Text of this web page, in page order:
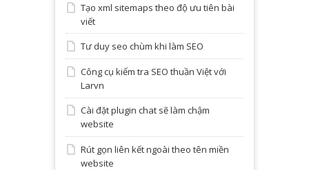
Tạo xml sitemaps theo độ ưu tiên bài
viết
Tư duy seo chùm khi làm SEO
Công cụ kiểm tra SEO thuần Việt với
Larvn
Cài đặt plugin chat sẽ làm chậm
website
Rút gọn liên kết ngoài theo tên miền
website